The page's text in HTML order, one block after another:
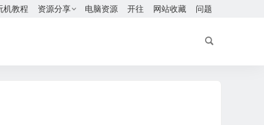
机教程 资源分享 电脑资源 开往 网站收藏 问题